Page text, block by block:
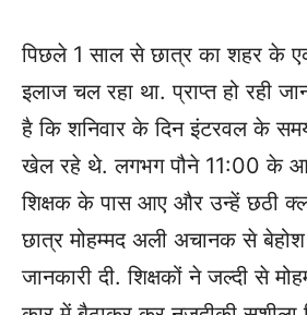
पिछले 1 साल से छात्र का शहर के
इलाज चल रहा था. प्राप्त हो रही
है कि शनिवार के दिन इंटरवल के
खेल रहे थे. लगभग पौने 11:00 के
शिक्षक के पास आए और उन्हें छठी
छात्र मोहम्मद अली अचानक से
जानकारी दी. शिक्षकों ने जल्दी से